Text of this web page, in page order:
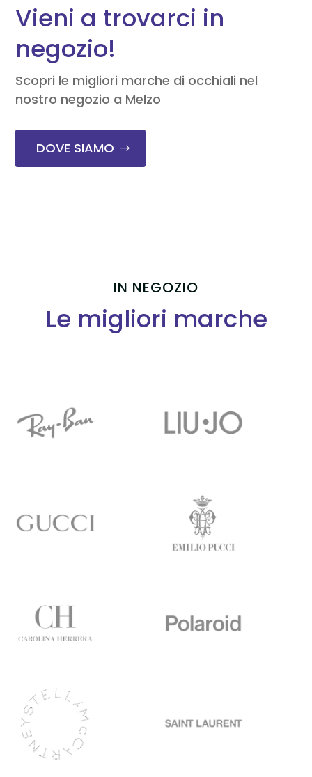
Vieni a trovarci in
negozio!
Scopri le migliori marche di occhiali nel
nostro negozio a Melzo
DOVE SIAMO
IN NEGOZIO
Le migliori marche